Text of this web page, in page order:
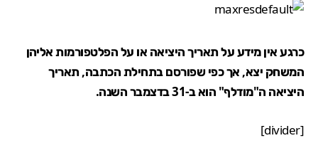
כרגע אין מידע על תאריך היציאה או על הפלטפורמות אליהן
המשחק יצא, אך כפי שפורסם בתחילת הכתבה, תאריך
היציאה ה"מודלף" הוא ב-31 בדצמבר השנה.
[divider]